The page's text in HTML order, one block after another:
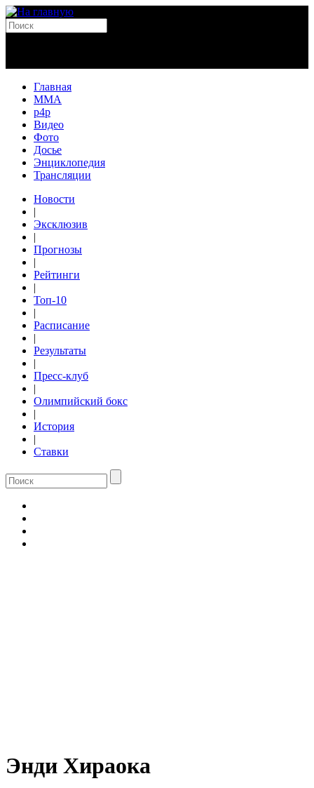
Главная
MMA
p4p
Видео
Фото
Досье
Энциклопедия
Трансляции
Новости
|
Эксклюзив
|
Прогнозы
|
Рейтинги
|
Топ-10
|
Расписание
|
Результаты
|
Пресс-клуб
|
Олимпийский бокс
|
История
|
Ставки
Энди Хираока